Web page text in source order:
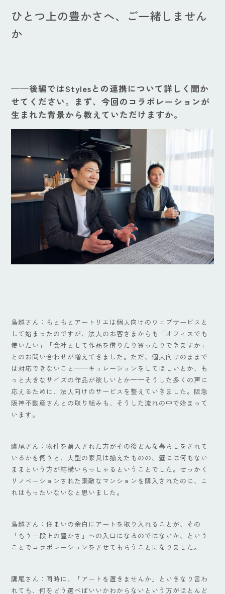
ひとつ上の豊かさへ、ご一緒しません
か
——後編ではStylesとの連携について詳しく聞か
せてください。まず、今回のコラボレーションが
生まれた背景から教えていただけますか。
鳥越さん：もともとアートリエは個人向けのウェブサービスと
して始まったのですが、法人のお客さまからも「オフィスでも
使いたい」「会社として作品を借りたり買ったりできますか」
とのお問い合わせが増えてきました。ただ、個人向けのままで
は対応できないこと——キュレーションをしてほしいとか、も
っと大きなサイズの作品が欲しいとか——そうした多くの声に
応えるために、法人向けのサービスを整えていきました。阪急
阪神不動産さんとの取り組みも、そうした流れの中で始まって
います。
鷹尾さん：物件を購入された方がその後どんな暮らしをされて
いるかを伺うと、大型の家具は揃えたものの、壁には何もない
ままという方が結構いらっしゃるということでした。せっかく
リノベーションされた素敵なマンションを購入されたのに、こ
れはもったいないなと思いました。
鳥越さん：住まいの余白にアートを取り入れることが、その
「もう一段上の豊かさ」への入口になるのではないか、という
ことでコラボレーションをさせてもらうことになりました。
鷹尾さん：同時に、「アートを置きませんか」といきなり言わ
れても、何をどう選べばいいかわからないという方がほとんど